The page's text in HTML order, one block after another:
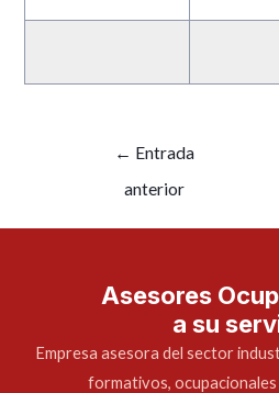
← Entrada
anterior
Asesores
a su
Empresa asesora del sector
formativos,